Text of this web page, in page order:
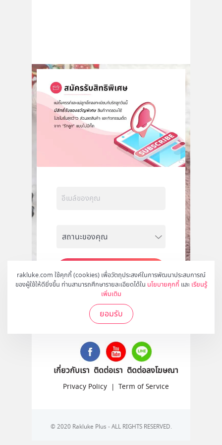
rakluke.com ใช้คุกกี้ (cookies) เพื่อวัตถุประสงค์ในการพัฒนาประสบการณ์
ของผู้ใช้ให้ดียิ่งขึ้น ท่านสามารถศึกษารายละเอียดได้ใน นโยบายคุกกี้ และ เรียนรู้
เพิ่มเติม
ยอมรับ
สมัคร
ติดตามเราได้ที่
เกี่ยวกับเรา ติดต่อเรา ติดต่อลงโฆษณา
Privacy Policy | Term of Service
© 2020 Rakluke Plus - ALL RIGHTS RESERVED.